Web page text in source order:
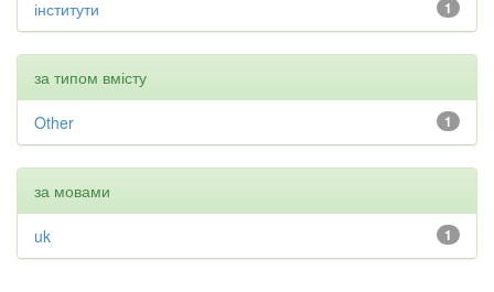
1
інститути
за типом вмісту
1
Other
за мовами
1
uk